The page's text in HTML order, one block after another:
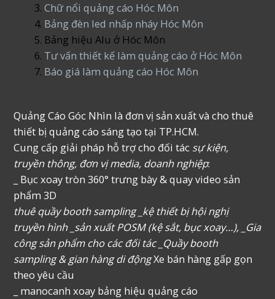
Chữ nổi quảng cáo Hóc Môn
Bảng đèn led nhấp nháy Hóc Môn
Bảng hiệu Alu ở Hóc Môn
Tư vấn thiết kế làm quảng cáo ở Hóc Môn
Báo giá làm quảng cáo Hóc Môn
Quảng Cáo Góc Nhìn là đơn vị sản xuất và cho thuê
thiết bị quảng cáo sáng tạo tại TP.HCM.
Cung cấp giải pháp hỗ trợ cho đối tác sự kiện,
truyền thông, đơn vị media, doanh nghiệp:
_ Bục xoay tròn 360° trưng bày & quay video sản
phẩm 3D
thuê quầy booth sampling _kệ thiết bị hội nghị
truyền hình _sản xuất POSM (kệ sắt, bục xoay…), _Gia
công sản phẩm cho các đối tác _Quầy booth
sampling & gian hàng di độngXe bán hàng gấp gọn
theo yêu cầu
_ manocanh xoay bảng hiệu quảng cáo